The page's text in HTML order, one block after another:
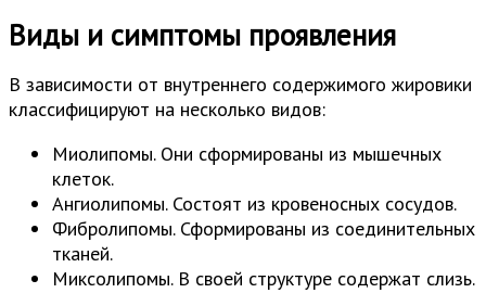
Виды и симптомы проявления
В зависимости от внутреннего содержимого жировики
классифицируют на несколько видов:
Миолипомы. Они сформированы из мышечных
клеток.
Ангиолипомы. Состоят из кровеносных сосудов.
Фибролипомы. Сформированы из соединительных
тканей.
Миксолипомы. В своей структуре содержат слизь.